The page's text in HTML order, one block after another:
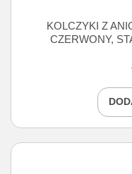
KOLCZYKI Z
CZERWONY,